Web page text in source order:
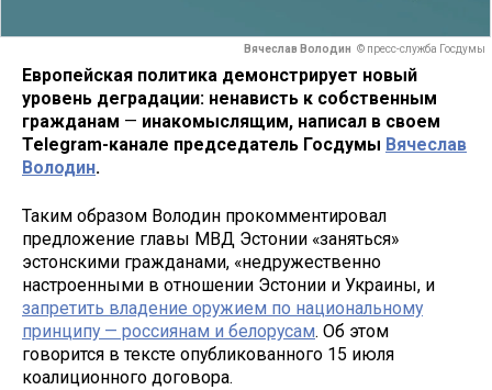
Вячеслав Володин © пресс-служба Госдумы
Европейская политика демонстрирует новый
уровень деградации: ненависть к собственным
гражданам — инакомыслящим, написал в своем
Telegram-канале председатель Госдумы Вячеслав
Володин.
Таким образом Володин прокомментировал
предложение главы МВД Эстонии «заняться»
эстонскими гражданами, «недружественно
настроенными в отношении Эстонии и Украины, и
запретить владение оружием по национальному
принципу — россиянам и белорусам. Об этом
говорится в тексте опубликованного 15 июля
коалиционного договора.